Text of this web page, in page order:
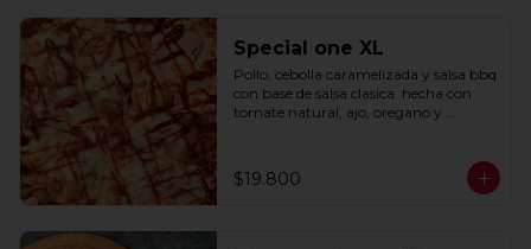
Special one XL
Pollo, cebolla caramelizada y salsa bbq
con base de salsa clasica  hecha con
tomate natural, ajo, oregano y
$19.800